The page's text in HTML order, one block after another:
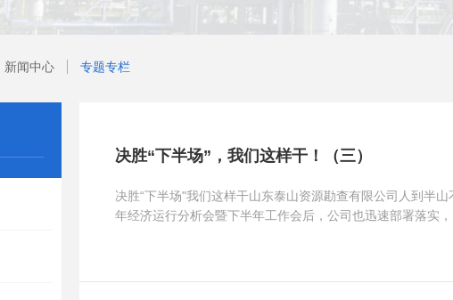
新闻中心 专题专栏
决胜“下半场”，我们这样干！（三）
决胜“下半场"我们这样干山东泰山资源勘查有限公司人到半
年经济运行分析会暨下半年工作会后，公司也迅速部署落实